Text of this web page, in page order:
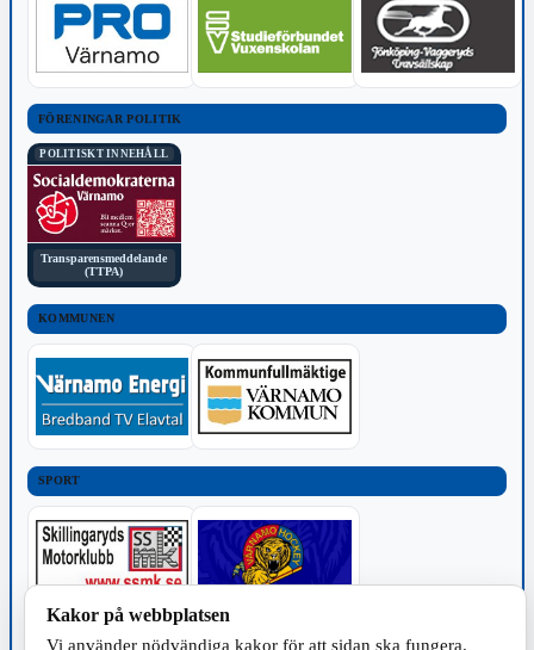
FÖRENINGAR POLITIK
POLITISKT INNEHÅLL
Transparensmeddelande
(TTPA)
KOMMUNEN
SPORT
TILLVERKNING
Kakor på webbplatsen
Vi använder nödvändiga kakor för att sidan ska fungera.